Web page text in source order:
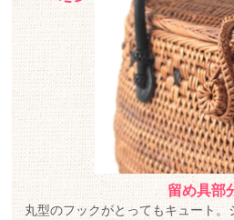
留め具部
丸型のフックがとってもキュート